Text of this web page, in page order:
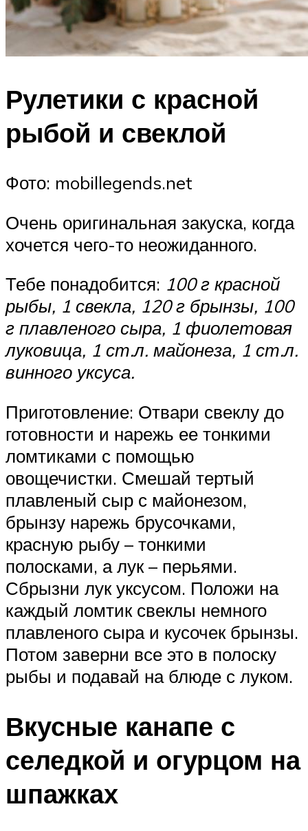
Рулетики с красной
рыбой и свеклой
Фото: mobillegends.net
Очень оригинальная закуска, когда
хочется чего-то неожиданного.
Тебе понадобится: 100 г красной
рыбы, 1 свекла, 120 г брынзы, 100
г плавленого сыра, 1 фиолетовая
луковица, 1 ст.л. майонеза, 1 ст.л.
винного уксуса.
Приготовление: Отвари свеклу до
готовности и нарежь ее тонкими
ломтиками с помощью
овощечистки. Смешай тертый
плавленый сыр с майонезом,
брынзу нарежь брусочками,
красную рыбу – тонкими
полосками, а лук – перьями.
Сбрызни лук уксусом. Положи на
каждый ломтик свеклы немного
плавленого сыра и кусочек брынзы.
Потом заверни все это в полоску
рыбы и подавай на блюде с луком.
Вкусные канапе с
селедкой и огурцом на
шпажках